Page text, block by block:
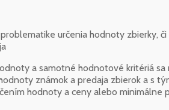
určenia hodnoty zbierky,
a samotné hodnotové kritériá sa
známok a predaja zbierok a s
hodnoty a ceny alebo minimálne